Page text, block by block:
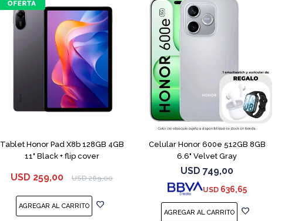
Tablet Honor Pad X8b 128GB 4GB
11" Black + flip cover
USD 259,00 USD 269,00
Celular Honor 600e 512GB 8GB
6.6" Velvet Gray
USD 749,00
USD 636,65
COMPARAR